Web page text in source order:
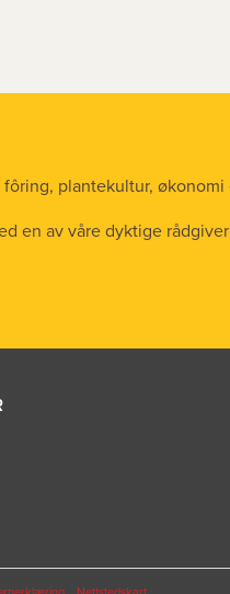
fôring, plantekultur, økonomi
en av våre dyktige